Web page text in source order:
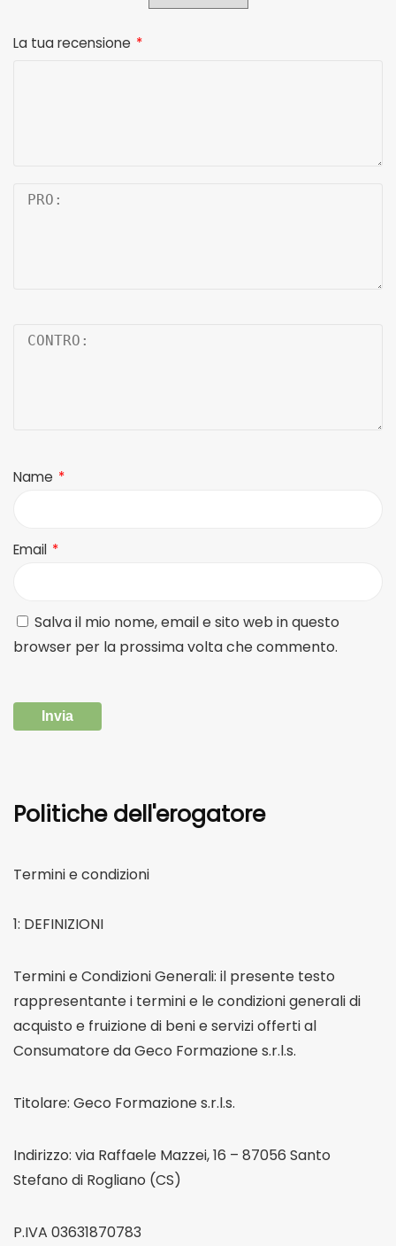
La tua recensione *
Name *
Email *
Salva il mio nome, email e sito web in questo
browser per la prossima volta che commento.
Termini e condizioni
1: DEFINIZIONI
Termini e Condizioni Generali: il presente testo
rappresentante i termini e le condizioni generali di
acquisto e fruizione di beni e servizi offerti al
Consumatore da Geco Formazione s.r.l.s.
Titolare: Geco Formazione s.r.l.s.
Indirizzo: via Raffaele Mazzei, 16 – 87056 Santo
Stefano di Rogliano (CS)
P.IVA 03631870783